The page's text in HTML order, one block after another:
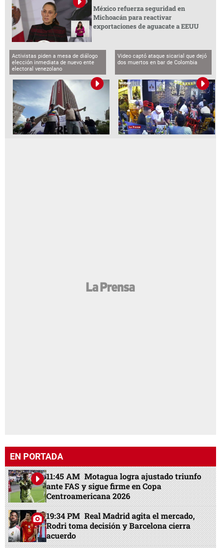
México refuerza seguridad en
Michoacán para reactivar
exportaciones de aguacate a EEUU
Activistas piden a mesa de diálogo
elección inmediata de nuevo ente
electoral venezolano
Video captó ataque sicarial que dejó
dos muertos en bar de Colombia
EN PORTADA
11:45 AM Motagua logra ajustado triunfo
ante FAS y sigue firme en Copa
Centroamericana 2026
19:34 PM Real Madrid agita el mercado,
Rodri toma decisión y Barcelona cierra
acuerdo